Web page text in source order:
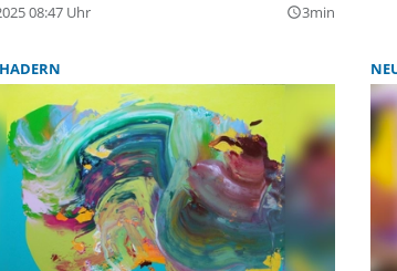
08:47 Uhr query_builder3min